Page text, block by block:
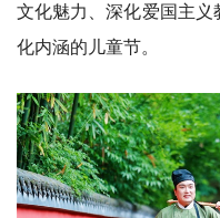
文化魅力、深化爱国主
化内涵的儿童节。